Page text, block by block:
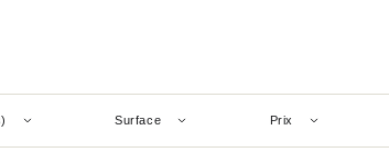
Surface Prix